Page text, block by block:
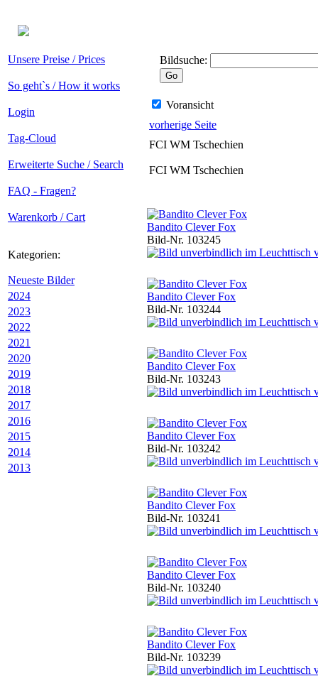
Unsere Preise / Prices
So geht`s / How it works
Login
Tag-Cloud
Erweiterte Suche / Search
FAQ - Fragen?
Warenkorb / Cart
Kategorien:
Neueste Bilder
2024
2023
2022
2021
2020
2019
2018
2017
2016
2015
2014
2013
Bildsuche:
Voransicht
vorherige Seite
FCI WM Tschechien
FCI WM Tschechien
Bandito Clever Fox
Bild-Nr. 103245
Bandito Clever Fox
Bild-Nr. 103244
Bandito Clever Fox
Bild-Nr. 103243
Bandito Clever Fox
Bild-Nr. 103242
Bandito Clever Fox
Bild-Nr. 103241
Bandito Clever Fox
Bild-Nr. 103240
Bandito Clever Fox
Bild-Nr. 103239